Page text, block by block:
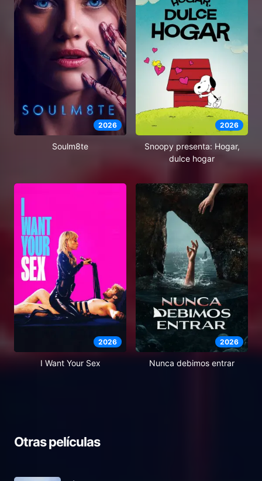
2026
Soulm8te
2026
Snoopy presenta: Hogar,
dulce hogar
2026
I Want Your Sex
2026
Nunca debimos entrar
Otras películas